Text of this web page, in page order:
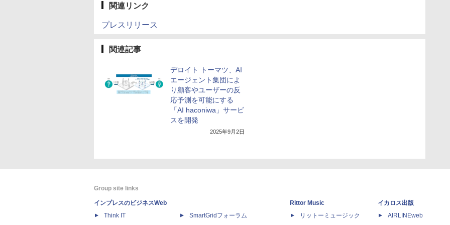
関連リンク
プレスリリース
関連記事
デロイト トーマツ、AI
エージェント集団によ
り顧客やユーザーの反
応予測を可能にする
「AI haconiwa」サービ
スを開発
2025年9月2日
Group site links
インプレスのビジネスWeb
Think IT
SmartGridフォーラム
Rittor Music
リットーミュージック
イカロス出版
AIRLINEweb